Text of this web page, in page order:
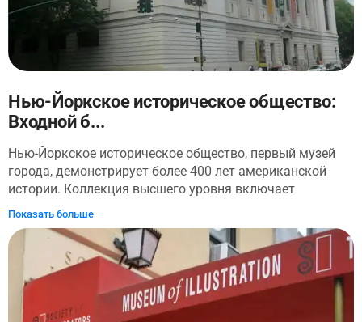
Нью-Йоркское историческое общество:
Входной б...
Нью-Йоркское историческое общество, первый музей
города, демонстрирует более 400 лет американской
истории. Коллекция высшего уровня включает
произведения искусства, документы и артефакты.
Ознакомьтесь с его инновационными выставками.
Посетите Детский исторический музей ДиМенна, где
приглашаются исторические сыщики всех возрастов.
Смотрите 20-минутный панорамный фильм «Нью-
Йоркская история». Посещайте бесплатные экскурсии и
не пропустите копию Овального кабинета.
Показать больше